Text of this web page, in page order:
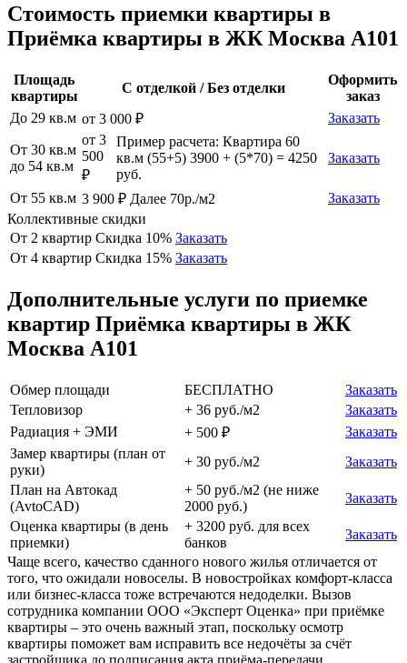
Стоимость приемки квартиры в
Приёмка квартиры в ЖК Москва А101
Площадь
квартиры
С отделкой / Без отделки
Оформить
заказ
До 29 кв.м от 3 000 ₽ Заказать
От 30 кв.м
до 54 кв.м
от 3
500
₽
Пример расчета: Квартира 60
кв.м (55+5) 3900 + (5*70) = 4250
руб.
Заказать
От 55 кв.м 3 900 ₽ Далее 70р./м2
Заказать
Коллективные скидки
От 2 квартир Скидка 10% Заказать
От 4 квартир Скидка 15% Заказать
Дополнительные услуги по приемке
квартир Приёмка квартиры в ЖК
Москва А101
Обмер площади БЕСПЛАТНО
Заказать
Тепловизор
+ 36 руб./м2
Заказать
Радиация + ЭМИ
+ 500 ₽
Заказать
Замер квартиры (план от
руки)
+ 30 руб./м2
Заказать
План на Автокад
(AvtoCAD)
+ 50 руб./м2 (не ниже
2000 руб.)
Заказать
Оценка квартиры (в день
приемки)
+ 3200 руб. для всех
банков
Заказать
Чаще всего, качество сданного нового жилья отличается от
того, что ожидали новоселы. В новостройках комфорт-класса
или бизнес-класса тоже встречаются недоделки. Вызов
сотрудника компании ООО «Эксперт Оценка» при приёмке
квартиры – это очень важный этап, поскольку осмотр
квартиры поможет вам исправить все недочёты за счёт
застройщика до подписания акта приёма-передачи.